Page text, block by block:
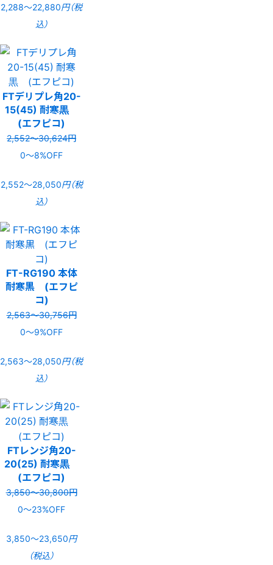
2,288〜22,880円（税
込）
FTデリプレ角20-
15(45) 耐寒黒
(エフピコ)
2,552〜30,624円
0〜8%OFF
2,552〜28,050円（税
込）
FT-RG190 本体
耐寒黒 (エフピ
コ)
2,563〜30,756円
0〜9%OFF
2,563〜28,050円（税
込）
FTレンジ角20-
20(25) 耐寒黒
(エフピコ)
3,850〜30,800円
0〜23%OFF
3,850〜23,650円
（税込）